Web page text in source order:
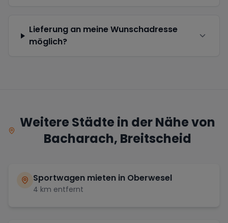
Lieferung an meine Wunschadresse
möglich?
Weitere Städte in der Nähe von
Bacharach, Breitscheid
Sportwagen mieten in Oberwesel
4 km entfernt